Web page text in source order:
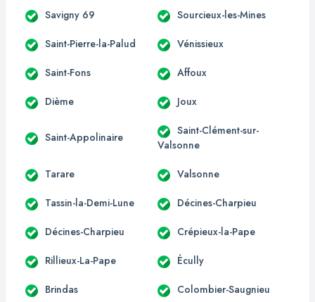
Savigny 69 Sourcieux-les-Mines
Saint-Pierre-la-Palud Vénissieux
Saint-Fons Affoux
Dième Joux
Saint-Appolinaire
Saint-Clément-sur-
Valsonne
Tarare Valsonne
Tassin-la-Demi-Lune Décines-Charpieu
Décines-Charpieu Crépieux-la-Pape
Rillieux-La-Pape Écully
Brindas Colombier-Saugnieu